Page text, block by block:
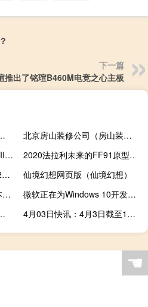
下一篇
推出了铭瑄B460M电竞之心主板
改款车型并在澳大利亚确认
北京房山装修公司（房山装修 找哪家装修公司比较好 有哪些费用需要考虑）
无线双模ASUSROGGladiusIIWireless电竞滑鼠开箱微动可换升级16K光学感应
2020法拉利未来的FF91原型第一次驱动
过年可以提取公积金吗 2022年公积金管理中心春节放假时间
仙境幻想网页版（仙境幻想）
教育部给本科打分 紧扣“以本为本”“四个回归”等新时代本科教育改革发展的政策要求
微软正在为Windows 10开发类似浏览器的选项卡 以简化用户体验
西安出血热事件最新消息
4月03日快讯：4月3日截至13时39分，沪深京三市成交额突破7000亿元
☚